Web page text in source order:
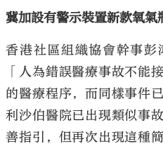
冀加設有警示裝置新款氧氣
香港社區組織協會幹事彭
「人為錯誤醫療事故不能
的醫療程序，而同樣事件
利沙伯醫院已出現類似事
善指引，但再次出現這種